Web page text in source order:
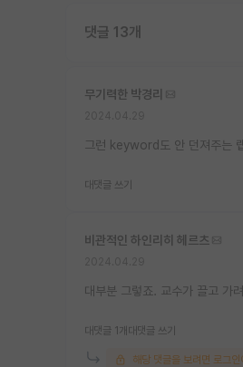
댓글 13개
무기력한 박경리
그런 keyword도 안 던져주는
대댓글 쓰기
비관적인 하인리히 헤르츠
대부분 그렇죠. 교수가 끌고 가
대댓글 1개 대댓글 쓰기
해당 댓글을 보려면 로그